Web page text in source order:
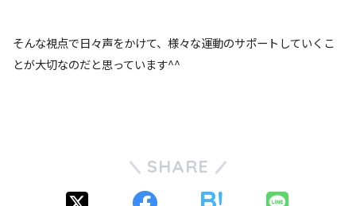
そんな視点で日々声をかけて、様々な運動のサポートしていくこ
とが大切なのだと思っています^^
SHARE